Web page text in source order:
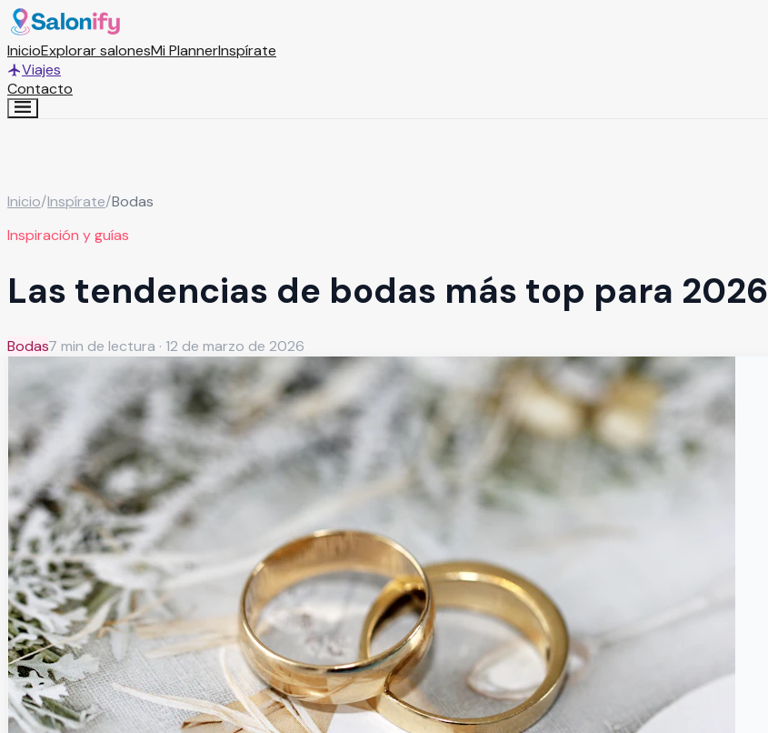
InicioExplorar salonesMi PlannerInspírate
Viajes
Contacto
Inicio/Inspírate/Bodas
Inspiración y guías
Las tendencias de bodas más top para 2026
Bodas7 min de lectura · 12 de marzo de 2026